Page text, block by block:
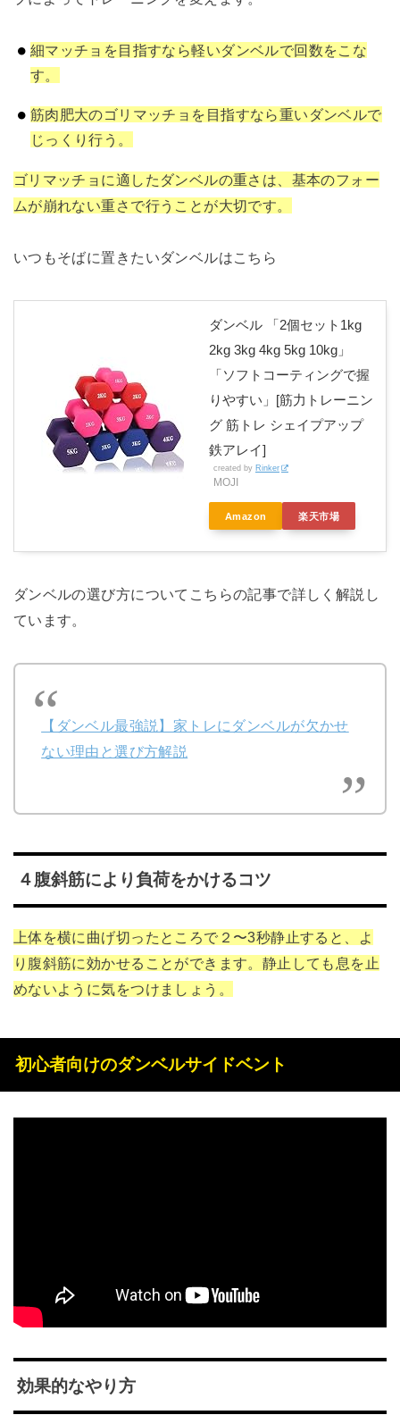
細マッチョを目指すなら軽いダンベルで回数をこな
す。
筋肉肥大のゴリマッチョを目指すなら重いダンベルで
じっくり行う。
ゴリマッチョに適したダンベルの重さは、基本のフォー
ムが崩れない重さで行うことが大切です。
いつもそばに置きたいダンベルはこちら
ダンベル 「2個セット1kg
2kg 3kg 4kg 5kg 10kg」
「ソフトコーティングで握
りやすい」[筋力トレーニン
グ 筋トレ シェイプアップ
鉄アレイ]
created by Rinker
MOJI
Amazon 楽天市場
ダンベルの選び方についてこちらの記事で詳しく解説し
ています。
【ダンベル最強説】家トレにダンベルが欠かせ
ない理由と選び方解説
４腹斜筋により負荷をかけるコツ
上体を横に曲げ切ったところで２〜3秒静止すると、よ
り腹斜筋に効かせることができます。静止しても息を止
めないように気をつけましょう。
初心者向けのダンベルサイドベント
効果的なやり方